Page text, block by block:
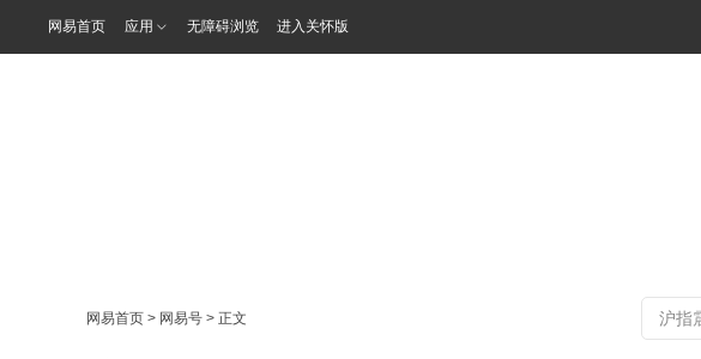
网易首页 应用 无障碍浏览 进入关怀版
网易首页 > 网易号 > 正文